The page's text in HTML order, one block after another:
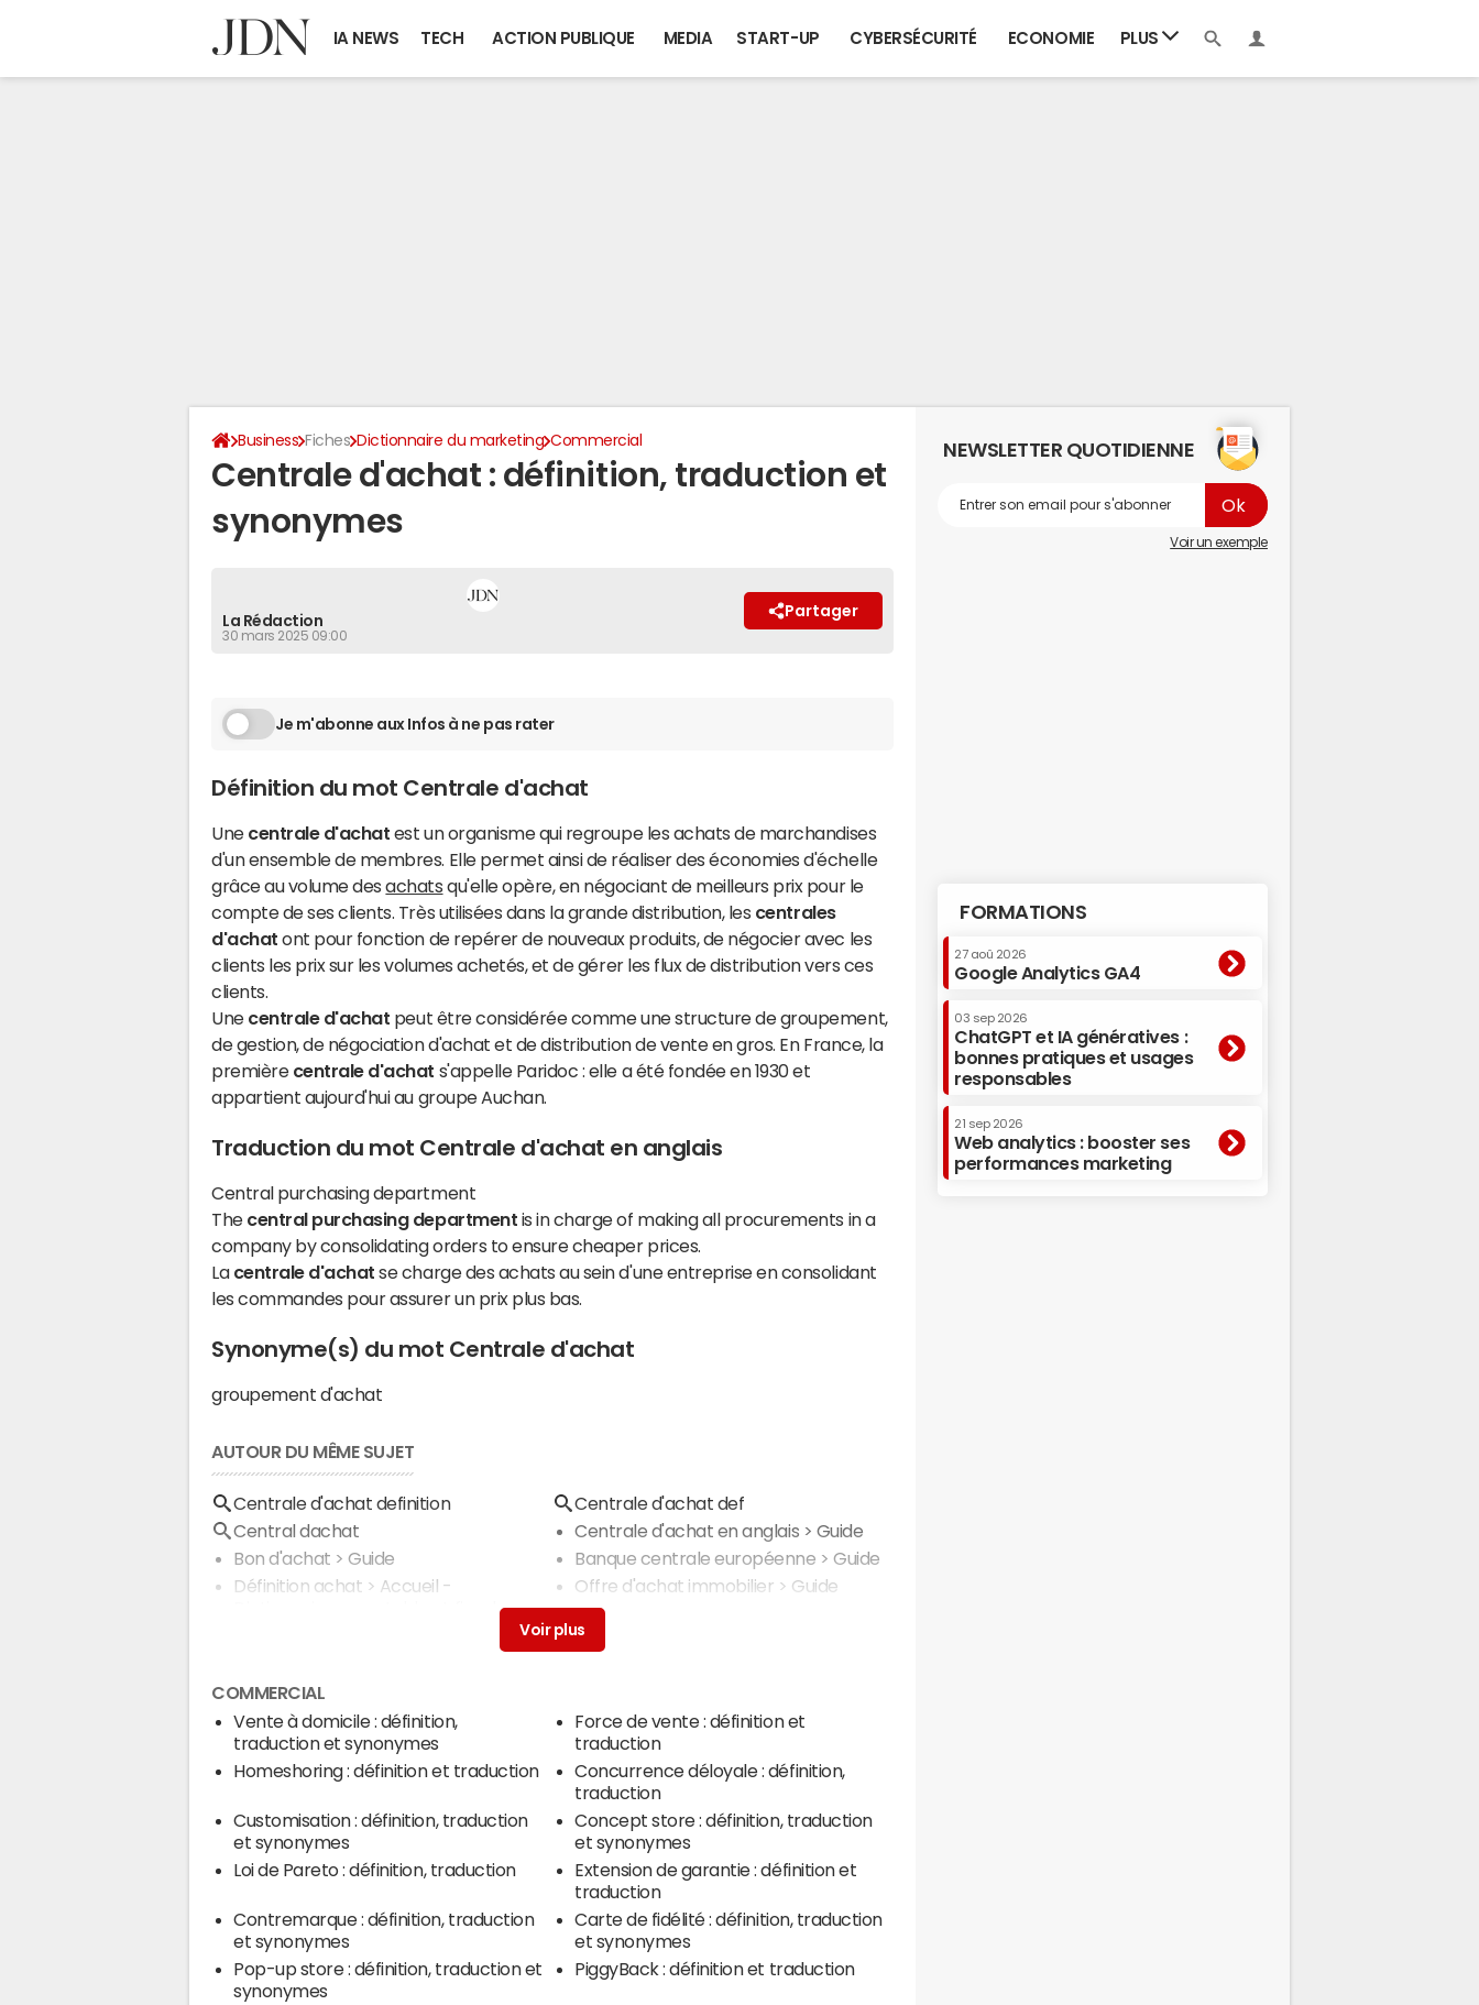
IA NEWS TECH ACTION PUBLIQUE MEDIA START-UP CYBERSÉCURITÉ ECONOMIE PLUS
Business Fiches Dictionnaire du marketing Commercial
Centrale d'achat : définition, traduction et
synonymes
La Rédaction
30 mars 2025 09:00
Partager
Je m'abonne aux Infos à ne pas rater
Définition du mot Centrale d'achat
Une centrale d'achat est un organisme qui regroupe les achats de marchandises
d'un ensemble de membres. Elle permet ainsi de réaliser des économies d'échelle
grâce au volume desachats qu'elle opère, en négociant de meilleurs prix pour le
compte de ses clients. Très utilisées dans la grande distribution, les centrales
d'achat ont pour fonction de repérer de nouveaux produits, de négocier avec les
clients les prix sur les volumes achetés, et de gérer les flux de distribution vers ces
clients.
Une centrale d'achat peut être considérée comme une structure de groupement,
de gestion, de négociation d'achat et de distribution de vente en gros. En France, la
première centrale d'achat s'appelle Paridoc : elle a été fondée en 1930 et
appartient aujourd'hui au groupe Auchan.
Traduction du mot Centrale d'achat en anglais
Central purchasing department
The central purchasing department is in charge of making all procurements in a
company by consolidating orders to ensure cheaper prices.
La centrale d'achat se charge des achats au sein d'une entreprise en consolidant
les commandes pour assurer un prix plus bas.
Synonyme(s) du mot Centrale d'achat
groupement d'achat
AUTOUR DU MÊME SUJET
Centrale d'achat definition
Centrale d'achat def
Central dachat
Centrale d'achat en anglais > Guide
Bon d'achat > Guide Banque centrale européenne > Guide
Définition achat > Accueil -
Offre d'achat immobilier > Guide
COMMERCIAL
Vente à domicile : définition,
traduction et synonymes
Force de vente : définition et
traduction
Homeshoring : définition et traduction
Concurrence déloyale : définition,
traduction
Customisation : définition, traduction
et synonymes
Concept store : définition, traduction
et synonymes
Loi de Pareto : définition, traduction
Extension de garantie : définition et
traduction
Contremarque : définition, traduction
et synonymes
Carte de fidélité : définition, traduction
et synonymes
Pop-up store : définition, traduction et
synonymes
PiggyBack : définition et traduction
NEWSLETTER QUOTIDIENNE
Voir un exemple
FORMATIONS
27 aoû 2026
Google Analytics GA4
03 sep 2026
ChatGPT et IA génératives :
bonnes pratiques et usages
responsables
21 sep 2026
Web analytics : booster ses
performances marketing